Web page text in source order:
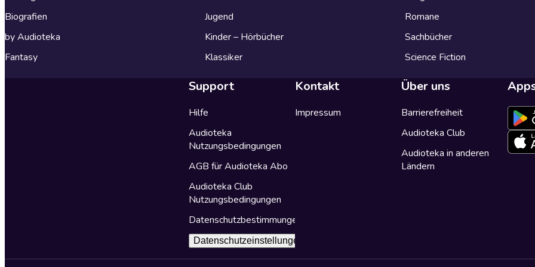
Biografien
by Audioteka
Fantasy
Jugend
Kinder – Hörbücher
Klassiker
Romane
Sachbücher
Science Fiction
Support
Hilfe
Audioteka
Nutzungsbedingungen
AGB für Audioteka Abo
Audioteka Club
Nutzungsbedingungen
Datenschutzbestimmungen
Datenschutzeinstellungen
Kontakt
Impressum
Über uns
Barrierefreiheit
Audioteka Club
Audioteka in anderen
Ländern